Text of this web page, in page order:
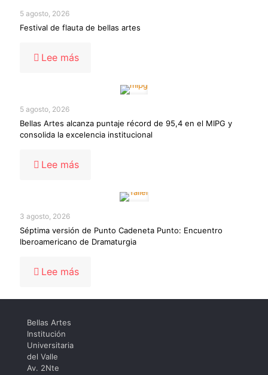
5 agosto, 2026
Festival de flauta de bellas artes
Lee más-
artes
5 agosto, 2026
Bellas Artes alcanza puntaje récord de 95,4 en el MIPG y
consolida la excelencia institucional
Lee más-
de
95,4
MIPG
consolida
3 agosto, 2026
Séptima versión de Punto Cadeneta Punto: Encuentro
Iberoamericano de Dramaturgia
Lee más-
Bellas Artes
Institución
Universitaria
del Valle
Av. 2Nte